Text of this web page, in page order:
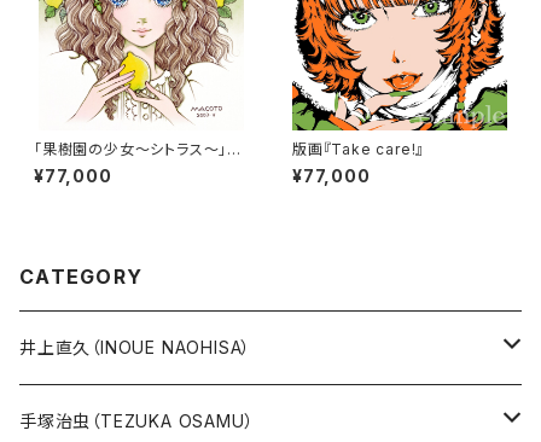
「果樹園の少女～シトラス～」
（直筆サイン入り）
¥77,000
版画『Take care!』
¥77,000
CATEGORY
井上直久（INOUE NAOHISA）
人気作品TOP10
手塚治虫（TEZUKA OSAMU）